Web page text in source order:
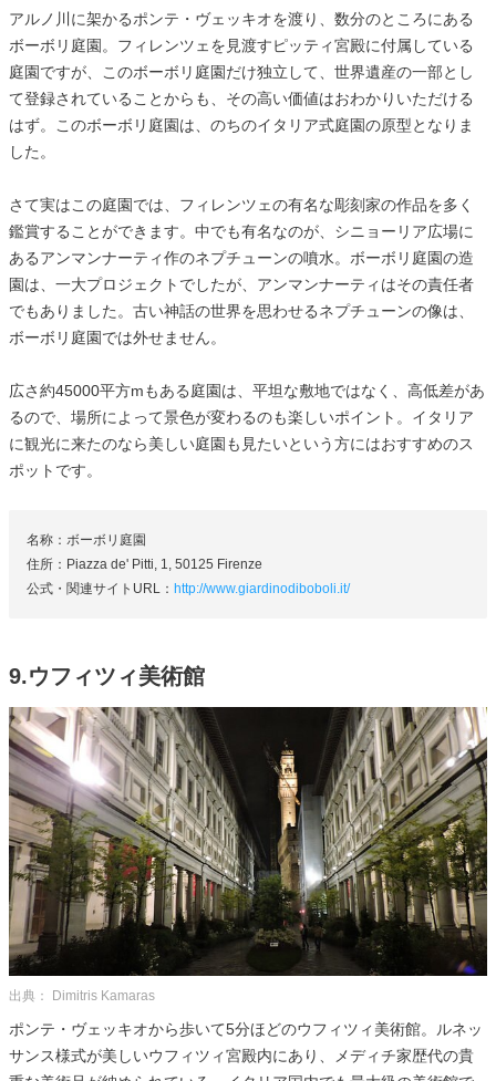
アルノ川に架かるポンテ・ヴェッキオを渡り、数分のところにある
ボーボリ庭園。フィレンツェを見渡すピッティ宮殿に付属している
庭園ですが、このボーボリ庭園だけ独立して、世界遺産の一部とし
て登録されていることからも、その高い価値はおわかりいただける
はず。このボーボリ庭園は、のちのイタリア式庭園の原型となりま
した。
さて実はこの庭園では、フィレンツェの有名な彫刻家の作品を多く
鑑賞することができます。中でも有名なのが、シニョーリア広場に
あるアンマンナーティ作のネプチューンの噴水。ボーボリ庭園の造
園は、一大プロジェクトでしたが、アンマンナーティはその責任者
でもありました。古い神話の世界を思わせるネプチューンの像は、
ボーボリ庭園では外せません。
広さ約45000平方mもある庭園は、平坦な敷地ではなく、高低差があ
るので、場所によって景色が変わるのも楽しいポイント。イタリア
に観光に来たのなら美しい庭園も見たいという方にはおすすめのス
ポットです。
名称：ボーボリ庭園
住所：Piazza de' Pitti, 1, 50125 Firenze
公式・関連サイトURL： http://www.giardinodiboboli.it/
9.ウフィツィ美術館
出典： Dimitris Kamaras
ポンテ・ヴェッキオから歩いて5分ほどのウフィツィ美術館。ルネッ
サンス様式が美しいウフィツィ宮殿内にあり、メディチ家歴代の貴